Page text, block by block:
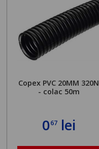
Copex PVC 20MM 320N
- colac 50m
067lei